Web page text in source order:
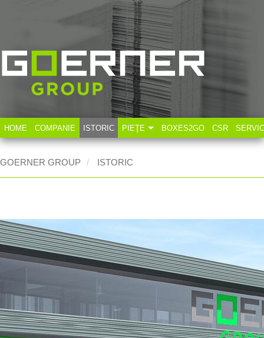
HOME COMPANIE ISTORIC PIEŢE
Industria alimentară
BOXES2GO CSR
GOERNER GROUP ISTORIC